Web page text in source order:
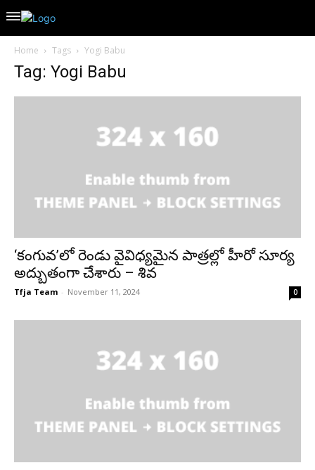
Home Tags Yogi Babu
Tag: Yogi Babu
‘కంగువ’లో రెండు వైవిధ్యమైన పాత్రల్లో హీరో సూర్య
అద్బుతంగా చేశారు – శివ
Tfja Team - November 11, 2024 0